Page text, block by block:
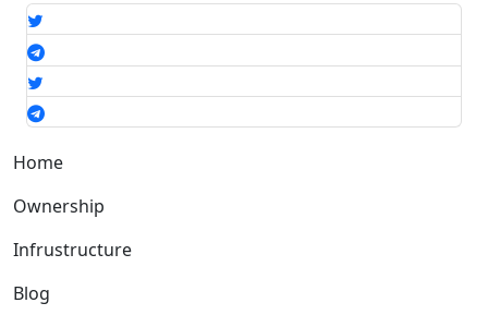
Links Group 2
Home
Ownership
Infrustructure
Blog